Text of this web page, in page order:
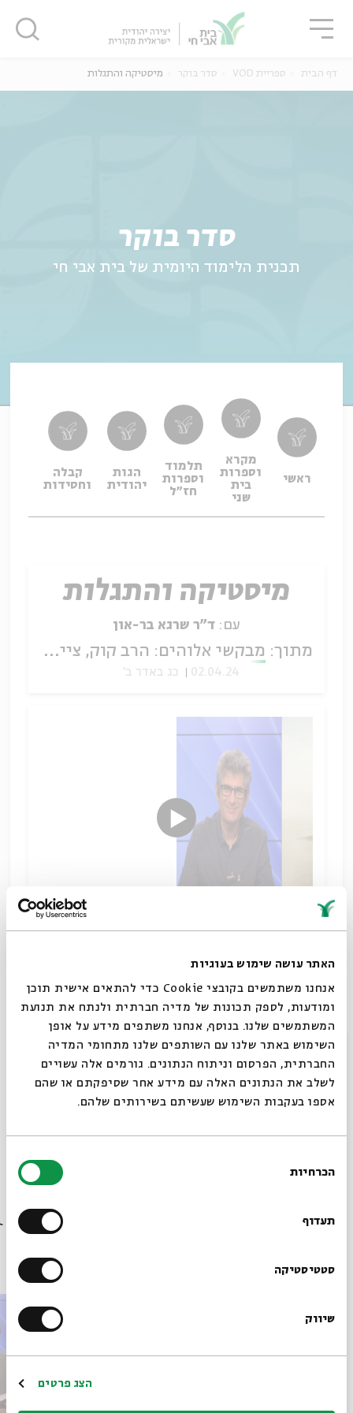
האתר עושה שימוש בעוגיות
אנחנו משתמשים בקובצי Cookie כדי להתאים אישית תוכן
ומודעות, לספק תכונות של מדיה חברתית ולנתח את תנועת
המשתמשים שלנו. בנוסף, אנחנו משתפים מידע על אופן
השימוש באתר שלנו עם השותפים שלנו מתחומי המדיה
החברתית, הפרסום וניתוח הנתונים. גורמים אלה עשויים
לשלב את הנתונים האלה עם מידע אחר שסיפקתם או שהם
אספו בעקבות השימוש שעשיתם בשירותים שלהם.
הסכמה
הכרחיות
תעדוף
סטטיסטיקה
שיווק
הצג פרטים
סדר בוקר
תכנית הלימוד היומית של בית אבי חי
דף הבית ספריית VOD סדר בוקר מיסטיקה והתגלות
ראשי
מקרא
וספרות
בית
שני
תלמוד
וספרות
חז"ל
הגות
יהודית
קבלה
וחסידות
מיסטיקה והתגלות
עם: ד"ר שרגא בר-און
מתוך: מבקשי אלוהים: הרב קוק, צייטלין וביאליק
02.04.24 כג באדר ב'
שיתוף
שרגא בר-און ספרות עברית
ביאליק הרב קוק
הורדת מקורות מתוך אירוע מבקשי אלוהים: הרב קוק, צייטלין
וביאליק
סגור
סגור